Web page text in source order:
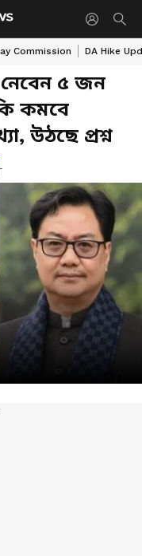
Commission DA Hike
৫ জন
কমবে
উঠছে প্রশ্ন